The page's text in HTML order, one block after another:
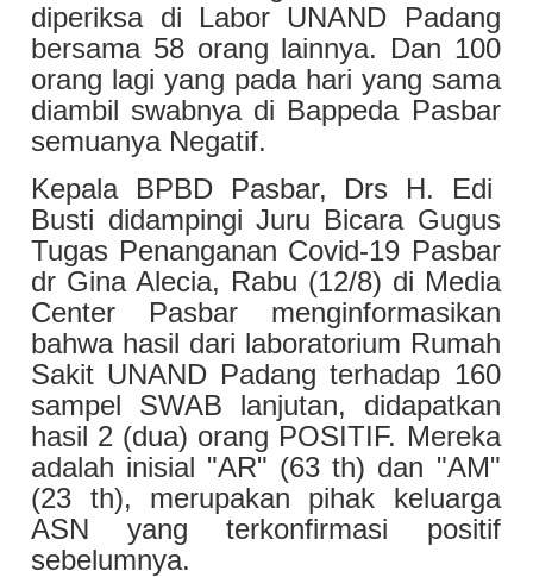
diperiksa di Labor UNAND Padang
bersama 58 orang lainnya. Dan 100
orang lagi yang pada hari yang sama
diambil swabnya di Bappeda Pasbar
semuanya Negatif.
Kepala BPBD Pasbar, Drs H. Edi
Busti didampingi Juru Bicara Gugus
Tugas Penanganan Covid-19 Pasbar
dr Gina Alecia, Rabu (12/8) di Media
Center Pasbar menginformasikan
bahwa hasil dari laboratorium Rumah
Sakit UNAND Padang terhadap 160
sampel SWAB lanjutan, didapatkan
hasil 2 (dua) orang POSITIF. Mereka
adalah inisial "AR" (63 th) dan "AM"
(23 th), merupakan pihak keluarga
ASN yang terkonfirmasi positif
sebelumnya.